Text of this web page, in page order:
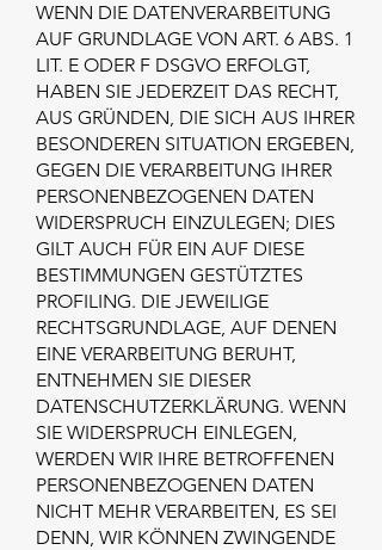
WENN DIE DATENVERARBEITUNG
AUF GRUNDLAGE VON ART. 6 ABS. 1
LIT. E ODER F DSGVO ERFOLGT,
HABEN SIE JEDERZEIT DAS RECHT,
AUS GRÜNDEN, DIE SICH AUS IHRER
BESONDEREN SITUATION ERGEBEN,
GEGEN DIE VERARBEITUNG IHRER
PERSONENBEZOGENEN DATEN
WIDERSPRUCH EINZULEGEN; DIES
GILT AUCH FÜR EIN AUF DIESE
BESTIMMUNGEN GESTÜTZTES
PROFILING. DIE JEWEILIGE
RECHTSGRUNDLAGE, AUF DENEN
EINE VERARBEITUNG BERUHT,
ENTNEHMEN SIE DIESER
DATENSCHUTZERKLÄRUNG. WENN
SIE WIDERSPRUCH EINLEGEN,
WERDEN WIR IHRE BETROFFENEN
PERSONENBEZOGENEN DATEN
NICHT MEHR VERARBEITEN, ES SEI
DENN, WIR KÖNNEN ZWINGENDE